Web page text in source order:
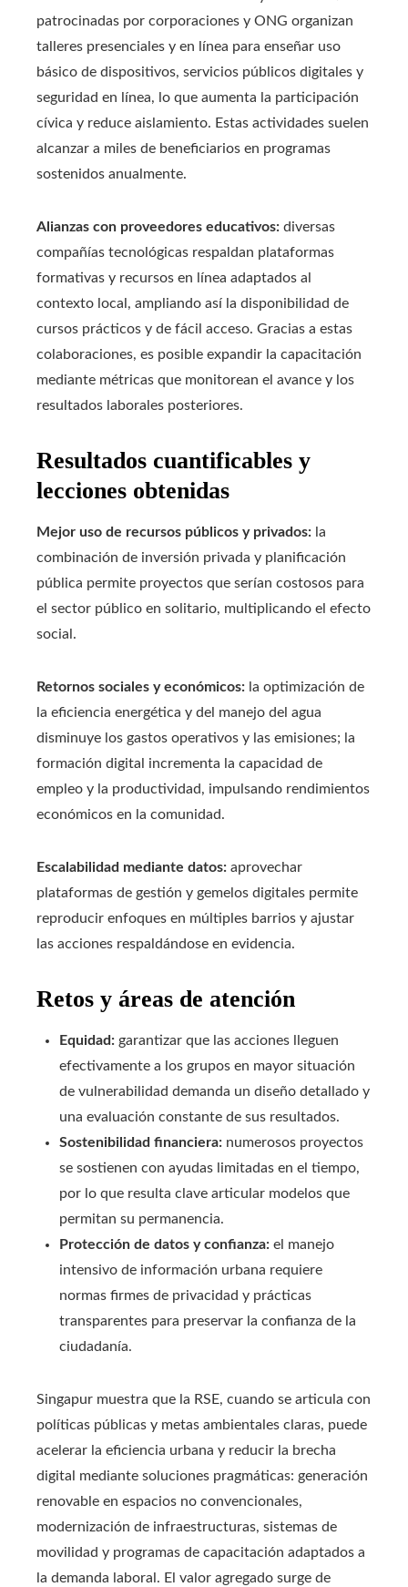
patrocinadas por corporaciones y ONG organizan
talleres presenciales y en línea para enseñar uso
básico de dispositivos, servicios públicos digitales y
seguridad en línea, lo que aumenta la participación
cívica y reduce aislamiento. Estas actividades suelen
alcanzar a miles de beneficiarios en programas
sostenidos anualmente.
Alianzas con proveedores educativos: diversas
compañías tecnológicas respaldan plataformas
formativas y recursos en línea adaptados al
contexto local, ampliando así la disponibilidad de
cursos prácticos y de fácil acceso. Gracias a estas
colaboraciones, es posible expandir la capacitación
mediante métricas que monitorean el avance y los
resultados laborales posteriores.
Resultados cuantificables y
lecciones obtenidas
Mejor uso de recursos públicos y privados: la
combinación de inversión privada y planificación
pública permite proyectos que serían costosos para
el sector público en solitario, multiplicando el efecto
social.
Retornos sociales y económicos: la optimización de
la eficiencia energética y del manejo del agua
disminuye los gastos operativos y las emisiones; la
formación digital incrementa la capacidad de
empleo y la productividad, impulsando rendimientos
económicos en la comunidad.
Escalabilidad mediante datos: aprovechar
plataformas de gestión y gemelos digitales permite
reproducir enfoques en múltiples barrios y ajustar
las acciones respaldándose en evidencia.
Retos y áreas de atención
Equidad: garantizar que las acciones lleguen
efectivamente a los grupos en mayor situación
de vulnerabilidad demanda un diseño detallado y
una evaluación constante de sus resultados.
Sostenibilidad financiera: numerosos proyectos
se sostienen con ayudas limitadas en el tiempo,
por lo que resulta clave articular modelos que
permitan su permanencia.
Protección de datos y confianza: el manejo
intensivo de información urbana requiere
normas firmes de privacidad y prácticas
transparentes para preservar la confianza de la
ciudadanía.
Singapur muestra que la RSE, cuando se articula con
políticas públicas y metas ambientales claras, puede
acelerar la eficiencia urbana y reducir la brecha
digital mediante soluciones pragmáticas: generación
renovable en espacios no convencionales,
modernización de infraestructuras, sistemas de
movilidad y programas de capacitación adaptados a
la demanda laboral. El valor agregado surge de